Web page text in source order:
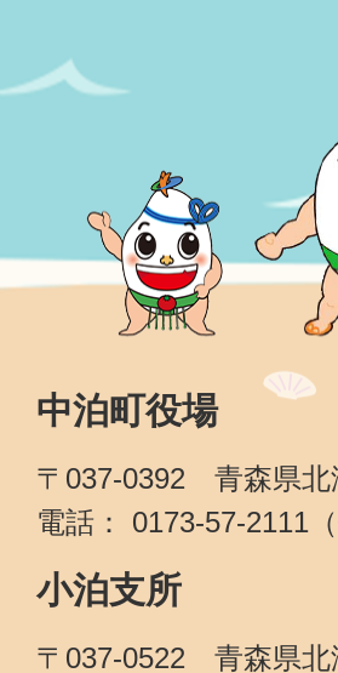
中泊町役場
〒037-0392 青森県北
電話： 0173-57-2111
小泊支所
〒037-0522 青森県北